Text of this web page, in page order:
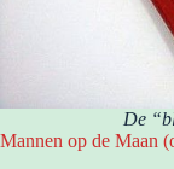
De
Mannen op de Maan